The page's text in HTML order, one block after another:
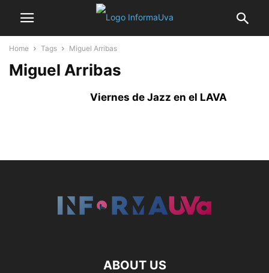
Home Tags Miguel Arribas
Miguel Arribas
Viernes de Jazz en el LAVA
ABOUT US